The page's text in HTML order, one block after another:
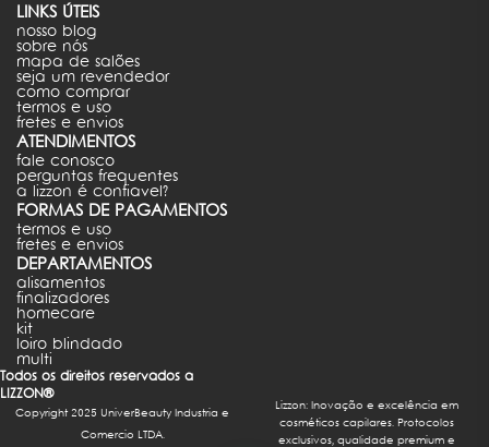
LINKS ÚTEIS
nosso blog
sobre nós
mapa de salões
seja um revendedor
como comprar
termos e uso
fretes e envios
ATENDIMENTOS
fale conosco
perguntas frequentes
a lizzon é confiavel?
FORMAS DE PAGAMENTOS
termos e uso
fretes e envios
DEPARTAMENTOS
alisamentos
finalizadores
homecare
kit
loiro blindado
multi
Todos os direitos reservados a
LIZZON®
Copyright 2025 UniverBeauty Industria e
Comercio LTDA.
Lizzon: Inovação e excelência em
cosméticos capilares. Protocolos
exclusivos, qualidade premium e